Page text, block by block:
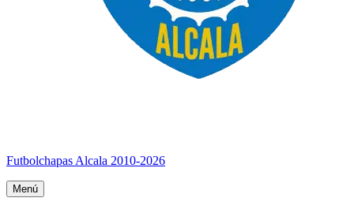
Futbolchapas Alcala 2010-2026
Menú